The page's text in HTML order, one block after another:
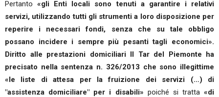
Pertanto «gli Enti locali sono tenuti a garantire i relativi
servizi, utilizzando tutti gli strumenti a loro disposizione per
reperire i necessari fondi, senza che su tale obbligo
possano incidere i sempre più pesanti tagli economici».
Diritto alle prestazioni domiciliari Il Tar del Piemonte ha
precisato nella sentenza n. 326/2013 che sono illegittime
«le liste di attesa per la fruizione dei servizi (…) di
"assistenza domiciliare" per i disabili» poiché si tratta «di